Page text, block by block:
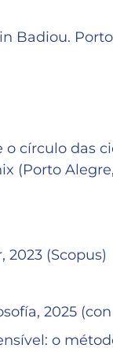
Porto
o círculo das
(Porto
(Scopus)
2025 (con
o